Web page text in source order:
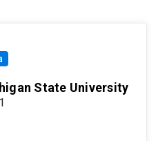
State University